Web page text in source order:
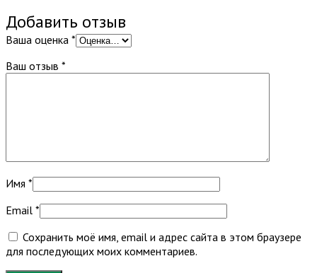
Добавить отзыв
Ваша оценка *
Ваш отзыв *
Имя *
Email *
Сохранить моё имя, email и адрес сайта в этом браузере
для последующих моих комментариев.